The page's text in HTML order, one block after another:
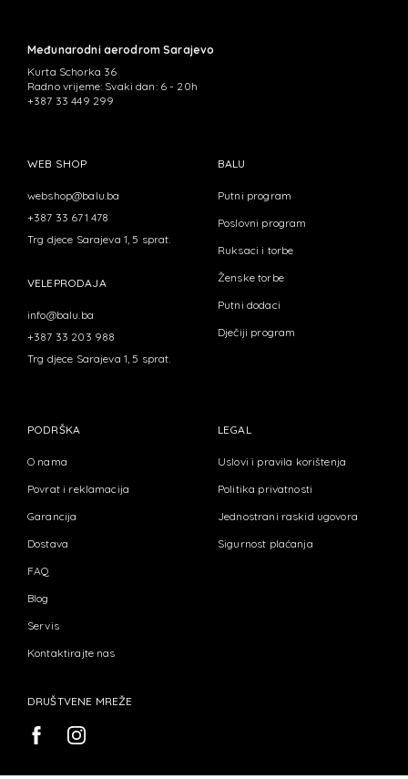
Međunarodni aerodrom Sarajevo
Kurta Schorka 36
Radno vrijeme: Svaki dan: 6 - 20h
+387 33 449 299
WEB SHOP
webshop@balu.ba
+387 33 671 478
Trg djece Sarajeva 1, 5 sprat.
VELEPRODAJA
info@balu.ba
+387 33 203 988
Trg djece Sarajeva 1, 5 sprat.
BALU
Putni program
Poslovni program
Ruksaci i torbe
Ženske torbe
Putni dodaci
Dječiji program
PODRŠKA
O nama
Povrat i reklamacija
Garancija
Dostava
FAQ
Blog
Servis
Kontaktirajte nas
LEGAL
Uslovi i pravila korištenja
Politika privatnosti
Jednostrani raskid ugovora
Sigurnost plaćanja
DRUŠTVENE MREŽE